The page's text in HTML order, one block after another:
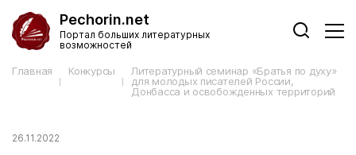
Pechorin.net
Портал больших литературных
возможностей
Главная Конкурсы
Литературный семинар «Братья по духу»
для молодых писателей России,
Донбасса и освобожденных территорий
26.11.2022